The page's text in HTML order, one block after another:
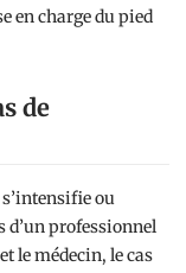
en charge du pied
de
ou
d’un professionnel
le médecin, le cas